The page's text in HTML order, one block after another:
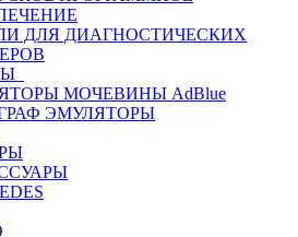
ДЛЯ ДИАГНОСТИЧЕСКИХ
МОЧЕВИНЫ АdBlue
ЭМУЛЯТОРЫ